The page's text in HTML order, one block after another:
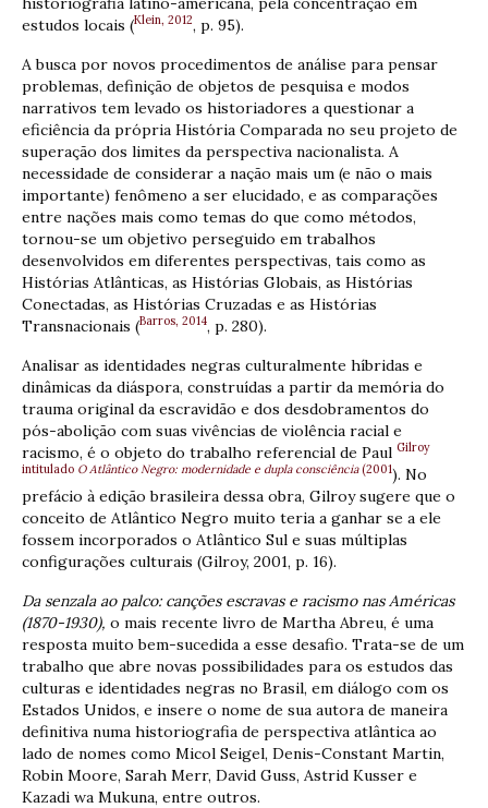
estudos locais (Klein, 2012, p. 95).
A busca por novos procedimentos de análise para pensar
problemas, definição de objetos de pesquisa e modos
narrativos tem levado os historiadores a questionar a
eficiência da própria História Comparada no seu projeto de
superação dos limites da perspectiva nacionalista. A
necessidade de considerar a nação mais um (e não o mais
importante) fenômeno a ser elucidado, e as comparações
entre nações mais como temas do que como métodos,
tornou-se um objetivo perseguido em trabalhos
desenvolvidos em diferentes perspectivas, tais como as
Histórias Atlânticas, as Histórias Globais, as Histórias
Conectadas, as Histórias Cruzadas e as Histórias
Transnacionais (Barros, 2014, p. 280).
Analisar as identidades negras culturalmente híbridas e
dinâmicas da diáspora, construídas a partir da memória do
trauma original da escravidão e dos desdobramentos do
pós-abolição com suas vivências de violência racial e
racismo, é o objeto do trabalho referencial de Paul Gilroy
intitulado O Atlântico Negro: modernidade e dupla consciência(2001). No
prefácio à edição brasileira dessa obra, Gilroy sugere que o
conceito de Atlântico Negro muito teria a ganhar se a ele
fossem incorporados o Atlântico Sul e suas múltiplas
configurações culturais (Gilroy, 2001, p. 16).
Da senzala ao palco: canções escravas e racismo nas Américas
(1870-1930), o mais recente livro de Martha Abreu, é uma
resposta muito bem-sucedida a esse desafio. Trata-se de um
trabalho que abre novas possibilidades para os estudos das
culturas e identidades negras no Brasil, em diálogo com os
Estados Unidos, e insere o nome de sua autora de maneira
definitiva numa historiografia de perspectiva atlântica ao
lado de nomes como Micol Seigel, Denis-Constant Martin,
Robin Moore, Sarah Merr, David Guss, Astrid Kusser e
Kazadi wa Mukuna, entre outros.